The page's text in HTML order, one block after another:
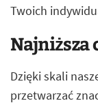
Twoich
Najniższa
Dzięki skali
przetwarzać